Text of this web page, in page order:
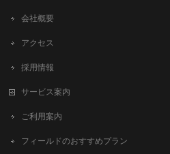
会社概要
アクセス
採用情報
サービス案内
ご利用案内
フィールドのおすすめプラン